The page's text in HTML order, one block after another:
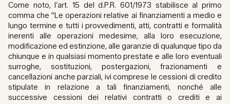
Come noto, l’art. 15 del d.P.R. 601/1973 stabilisce al primo
comma che "Le operazioni relative ai finanziamenti a medio e
lungo termine e tutti i provvedimenti, atti, contratti e formalità
inerenti alle operazioni medesime, alla loro esecuzione,
modificazione ed estinzione, alle garanzie di qualunque tipo da
chiunque e in qualsiasi momento prestate e alle loro eventuali
surroghe, sostituzioni, postergazioni, frazionamenti e
cancellazioni anche parziali, ivi comprese le cessioni di credito
stipulate in relazione a tali finanziamenti, nonché alle
successive cessioni dei relativi contratti o crediti e ai